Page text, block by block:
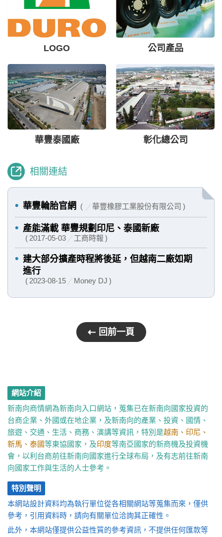
LOGO 公司產品
華豐泰國廠 彰化總公司
相關連結
華豐輪胎官網 華豐橡膠工業股份有限公司
產能滿載 華豐規劃印尼、泰國新廠
2017-05-03 工商時報
建大部分擴產時程將後延，但越南二廠如期
進行
2023-08-15 Money DJ
回前一頁
網站介紹
新南向商情網為新南向入口網站，蒐集已在新南向國家投資的
台商企業、外國或在地企業，及新南向的產業、投資、國情、
旅遊、交通、生活、商務、演講等資訊，特別是越南、印尼、
新馬、泰國等東協國家，及印度等南亞國家的新商機及投資機
會，以利台商前往新南向國家進行全球布局，及有志前往新南
向國家工作與生活的人士參考。
特別聲明
本網站設計資料均為執行單位從各相關網站等蒐集而來，僅供
參考，引用資料時，請向有關單位洽詢其正確性。
此外，本網站僅提供公益性質的參考資訊，不提供任何匯款等